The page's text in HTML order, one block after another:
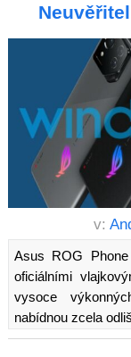
v:
Asus ROG
oficiálními
vysoce
nabídnou zcela